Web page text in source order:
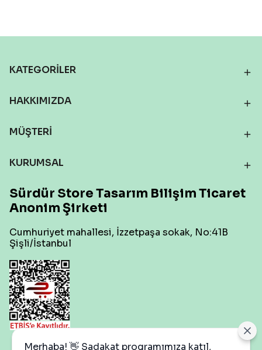
KATEGORİLER
HAKKIMIZDA
MÜŞTERİ
KURUMSAL
Sürdür Store Tasarım Bilişim Ticaret
Anonim Şirketi
Cumhuriyet mahallesi, İzzetpaşa sokak, No:41B
Şişli/İstanbul
Merhaba! 👋 Sadakat programımıza katıl,